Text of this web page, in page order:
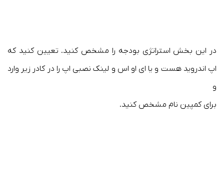
در این بخش استراتژی بودجه را مشخص کنید. تعیین کنید که
اپ اندروید هست و یا ای او اس و لینک نصبی اپ را در کادر زیر وارد
و
برای کمپین نام مشخص کنید.